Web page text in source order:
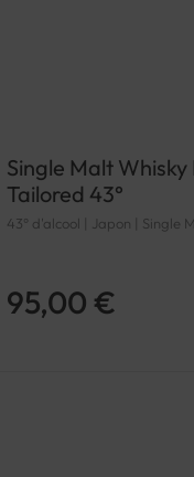
Single Malt Whisky
Tailored 43°
43° d'alcool | Japon | Single
95,00 €